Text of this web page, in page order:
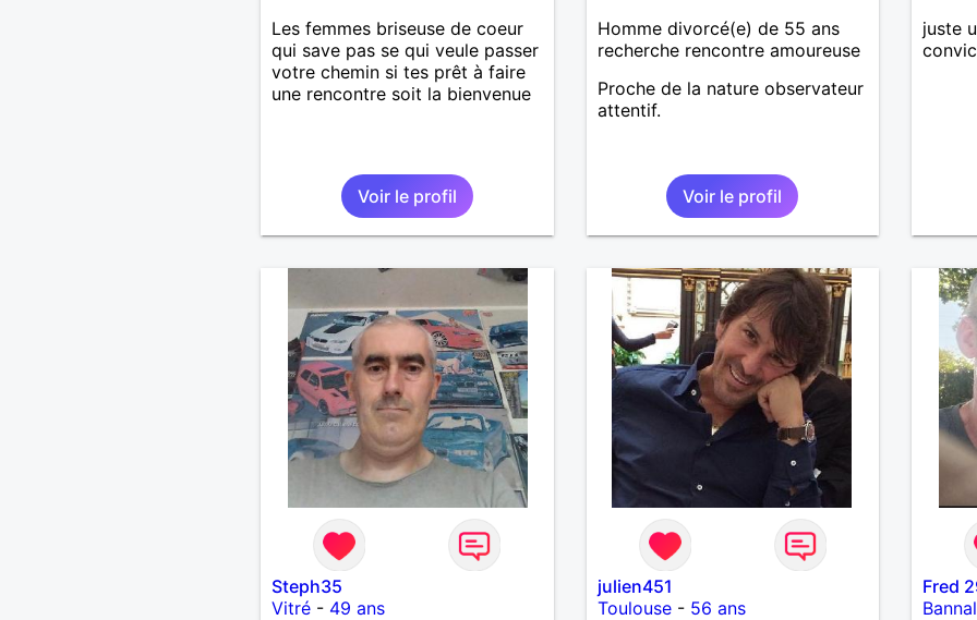
aura
je
Les femmes briseuse de coeur
qui save pas se qui veule passer
votre chemin si tes prêt à faire
une rencontre soit la bienvenue
Voir le profil
Homme divorcé(e) de 55 ans
recherche rencontre amoureuse
Proche de la nature observateur
attentif.
Voir le profil
juste
Steph35
Vitré- 49 ans
julien451
Toulouse- 56 ans
Fred